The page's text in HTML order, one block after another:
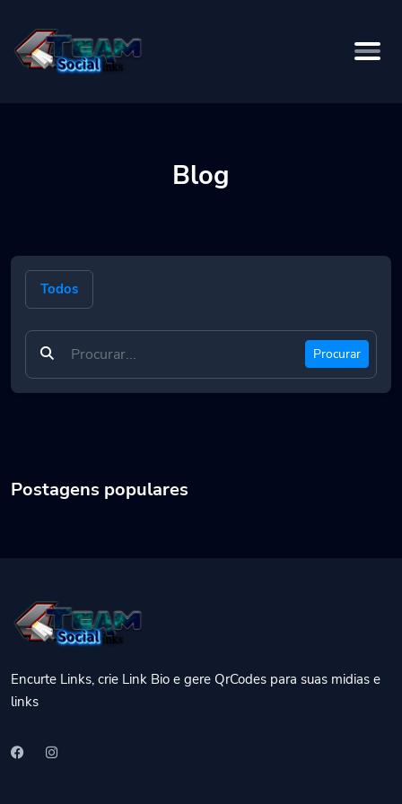
Blog
Todos
Procurar
Postagens populares
Encurte Links, crie Link Bio e gere QrCodes para suas midias e
links